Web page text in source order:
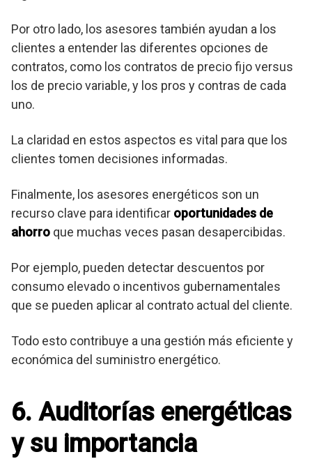
Por otro lado, los asesores también ayudan a los
clientes a entender las diferentes opciones de
contratos, como los contratos de precio fijo versus
los de precio variable, y los pros y contras de cada
uno.
La claridad en estos aspectos es vital para que los
clientes tomen decisiones informadas.
Finalmente, los asesores energéticos son un
recurso clave para identificar oportunidades de
ahorro que muchas veces pasan desapercibidas.
Por ejemplo, pueden detectar descuentos por
consumo elevado o incentivos gubernamentales
que se pueden aplicar al contrato actual del cliente.
Todo esto contribuye a una gestión más eficiente y
económica del suministro energético.
6. Auditorías energéticas
y su importancia